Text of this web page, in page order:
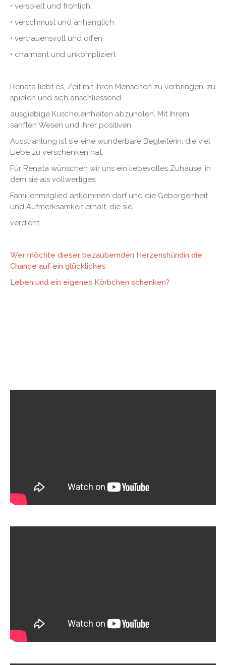
• verspielt und fröhlich
• verschmust und anhänglich
• vertrauensvoll und offen
• charmant und unkompliziert
Renata liebt es, Zeit mit ihren Menschen zu verbringen, zu
spielen und sich anschliessend
ausgiebige Kuscheleinheiten abzuholen. Mit ihrem
sanften Wesen und ihrer positiven
Ausstrahlung ist sie eine wunderbare Begleiterin, die viel
Liebe zu verschenken hat.
Für Renata wünschen wir uns ein liebevolles Zuhause, in
dem sie als vollwertiges
Familienmitglied ankommen darf und die Geborgenheit
und Aufmerksamkeit erhält, die sie
verdient.
Wer möchte dieser bezaubernden Herzenshündin die
Chance auf ein glückliches
Leben und ein eigenes Körbchen schenken?